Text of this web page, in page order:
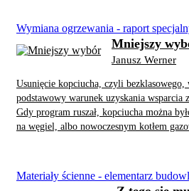
Wymiana ogrzewania - raport
Usunięcie kopciucha, czyli bezklasowego,
podstawowy warunek uzyskania wsparcia
Gdy program ruszał, kopciucha można
na węgiel, albo nowoczesnym kotłem
ogrzewaniem elektrycznym.
Mniejszy
Janusz Werner
Materiały ścienne - elementarz